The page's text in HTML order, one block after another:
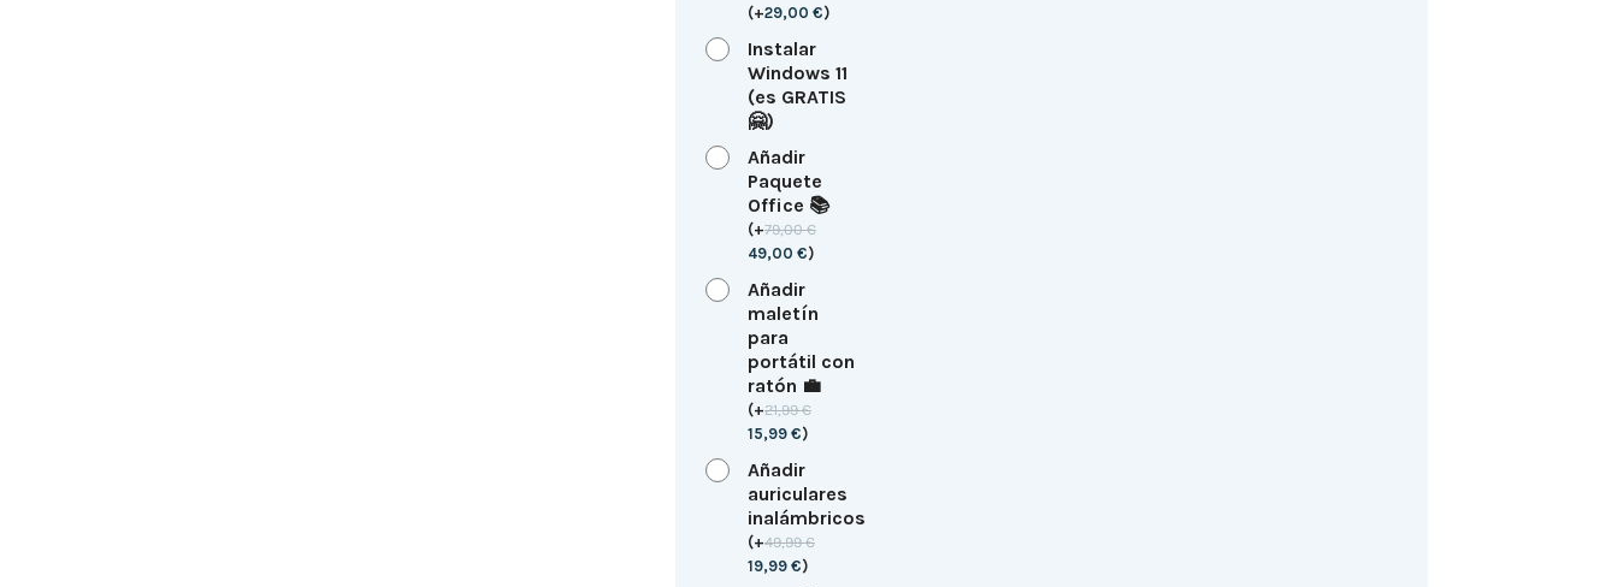
(+29,00 €)
Instalar
Windows 11
(es GRATIS
🤗)
Añadir
Paquete
Office 📚
(+79,00€
49,00 €)
Añadir
maletín
para
portátil con
ratón 💼
(+21,99€
15,99 €)
Añadir
auriculares
inalámbricos
(+49,99€
19,99 €)